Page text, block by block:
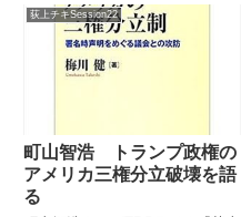
を紹介していました。（町山智
浩）でも、今日はそ...
荻上チキSession22
町山智浩 トランプ政権の
アメリカ三権分立破壊を語
る